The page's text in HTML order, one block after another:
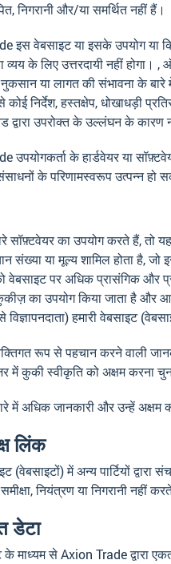
निगरानी और/या समर्थित नहीं हैं।
इस वेबसाइट या इसके उपयोग या
या व्यय के लिए उत्तरदायी नहीं
या लागत की संभावना के बारे
निर्देश, हस्तक्षेप, धोखाधड़ी
द्वारा उपरोक्त के उल्लंघन के कारण
उपयोगकर्ता के हार्डवेयर या
के परिणामस्वरूप उत्पन्न हो
सॉफ़्टवेयर का उपयोग करते हैं, तो
संख्या या मूल्य शामिल होता है,
वेबसाइट पर अधिक प्रासंगिक और
का उपयोग किया जाता है और
विज्ञापनदाता) हमारी वेबसाइट
रूप से पहचान करने वाली
में कुकी स्वीकृति को अक्षम करना
में अधिक जानकारी और उन्हें
लिंक
(वेबसाइटों) में अन्य पार्टियों
नियंत्रण या निगरानी नहीं
डेटा
माध्यम से Axion Trade द्वारा